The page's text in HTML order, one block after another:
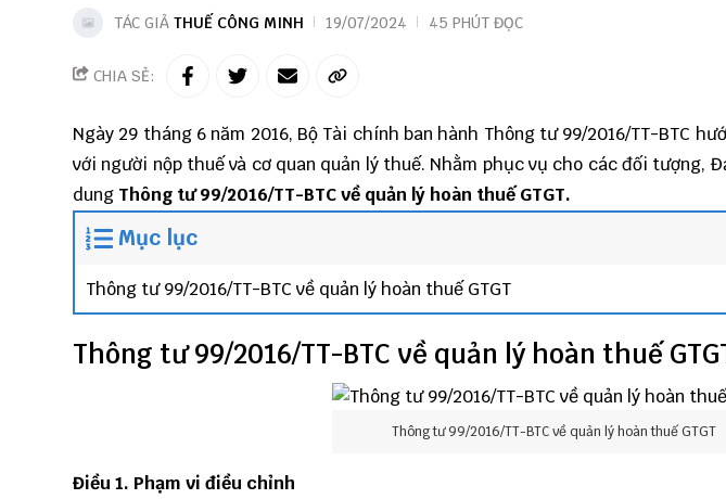
TÁC GIẢ THUẾ CÔNG MINH 19/07/2024 45 PHÚT ĐỌC
CHIA SẺ:
Ngày 29 tháng 6 năm 2016, Bộ Tài chính ban hành Thông tư 99/2016/TT-BTC
với người nộp thuế và cơ quan quản lý thuế. Nhằm phục vụ cho các đối tượng,
dung Thông tư 99/2016/TT-BTC về quản lý hoàn thuế GTGT.
Mục lục
Thông tư 99/2016/TT-BTC về quản lý hoàn thuế GTGT
Thông tư 99/2016/TT-BTC về quản lý hoàn thuế
Thông tư 99/2016/TT-BTC về quản lý hoàn thuế GTGT
Điều 1. Phạm vi điều chỉnh